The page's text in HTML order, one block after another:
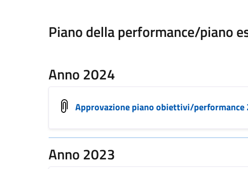
Piano della performance/piano
Anno 2024
Approvazione piano obiettivi/
Anno 2023